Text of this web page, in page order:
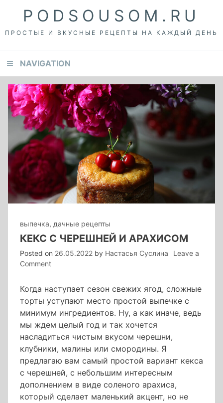
primary
content
footer
PODSOUSOM.RU
ПРОСТЫЕ И ВКУСНЫЕ РЕЦЕПТЫ НА КАЖДЫЙ ДЕНЬ
NAVIGATION
выпечка, дачные рецепты
КЕКС С ЧЕРЕШНЕЙ И АРАХИСОМ
Posted on 26.05.2022 by Настасья Суслина
Leave a
Commenton
черешней
и
арахисом
Когда наступает сезон свежих ягод, сложные
торты уступают место простой выпечке с
минимум ингредиентов. Ну, а как иначе, ведь
мы ждем целый год и так хочется
насладиться чистым вкусом черешни,
клубники, малины или смородины. Я
предлагаю вам самый простой вариант кекса
с черешней, с небольшим интересным
дополнением в виде соленого арахиса,
который сделает маленький акцент, но не